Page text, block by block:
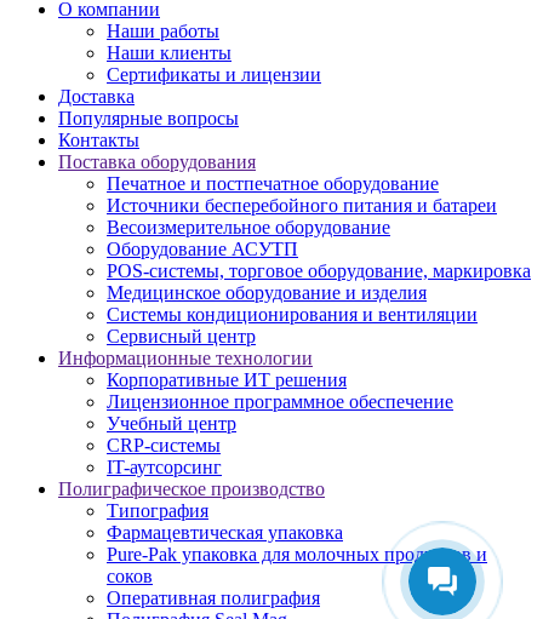
О компании
Наши работы
Наши клиенты
Сертификаты и лицензии
Доставка
Популярные вопросы
Контакты
Поставка оборудования
Печатное и постпечатное оборудование
Источники бесперебойного питания и батареи
Весоизмерительное оборудование
Оборудование АСУТП
POS-системы, торговое оборудование, маркировка
Медицинское оборудование и изделия
Системы кондиционирования и вентиляции
Сервисный центр
Информационные технологии
Корпоративные ИТ решения
Лицензионное программное обеспечение
Учебный центр
CRP-системы
IT-аутсорсинг
Полиграфическое производство
Типография
Фармацевтическая упаковка
Pure-Pak упаковка для молочных продуктов и
соков
Оперативная полиграфия